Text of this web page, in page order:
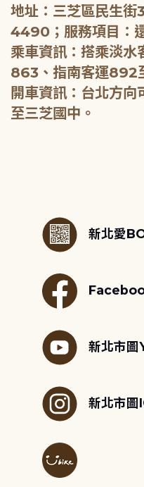
地址：三芝區民生
4490；服務項目：
乘車資訊：搭乘淡
863、指南客運892
開車資訊：台北方向
至三芝國中。
新北愛
新北市
新北市圖